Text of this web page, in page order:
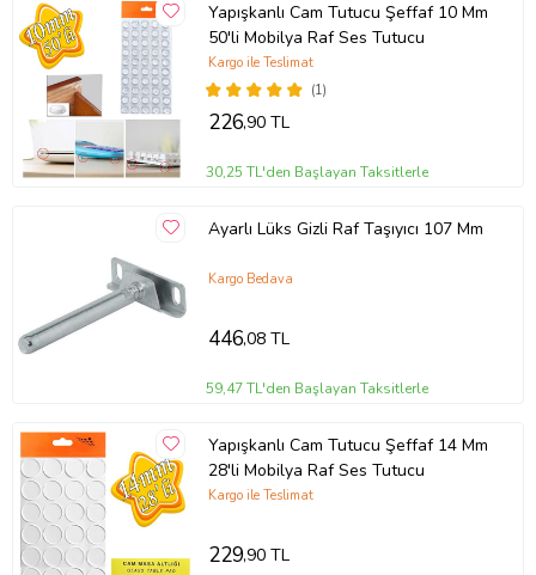
Yapışkanlı Cam Tutucu Şeffaf 10 Mm
50'li Mobilya Raf Ses Tutucu
(1)
Kargo ile Teslimat
226,90 TL
30,25 TL'den Başlayan Taksitlerle
Ayarlı Lüks Gizli Raf Taşıyıcı 107 Mm
Kargo Bedava
446,08 TL
59,47 TL'den Başlayan Taksitlerle
Yapışkanlı Cam Tutucu Şeffaf 14 Mm
28'li Mobilya Raf Ses Tutucu
Kargo ile Teslimat
229,90 TL